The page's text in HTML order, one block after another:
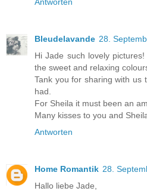
Bleudelavande 28.
Hi Jade such lovely
the sweet and relaxing
Tank you for sharing with us
had.
For Sheila it must been an
Many kisses to you and
Antworten
Home Romantik 28.
Hallo liebe Jade,